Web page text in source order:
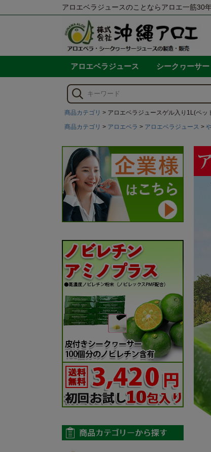
アロエベラジュースのことならアロエ一筋30
アロエベラジュース シークヮーサー
商品カテゴリ
アロエベラジュースゲル入り1L(ペッ
商品カテゴリ
アロエベラ アロエベラジュース